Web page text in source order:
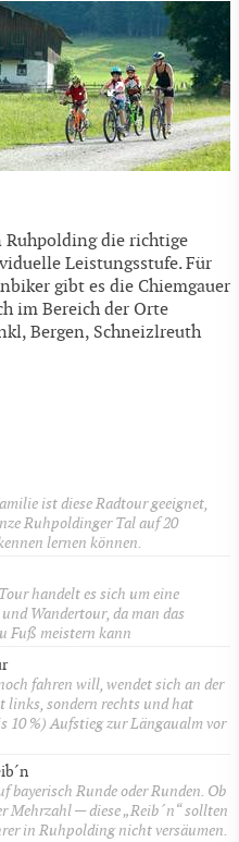
die richtige
Leistungsstufe. Für
gibt es die Chiemgauer
im Bereich der Orte
Bergen, Schneizlreuth
ist diese Radtour geeignet,
Ruhpoldinger Tal auf 20
lernen können.
handelt es sich um eine
Wandertour, da man das
Fuß meistern kann
fahren will, wendet sich an der
links, sondern rechts und hat
10 %) Aufstieg zur Längaualm vor
bayerisch Runde oder Runden. Ob
Mehrzahl — diese „Reib´n“ sollten
in Ruhpolding nicht versäumen.